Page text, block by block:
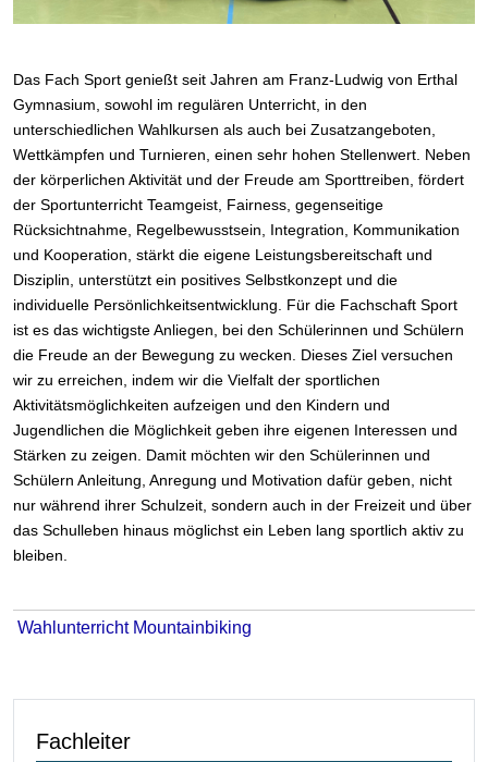
Das Fach Sport genießt seit Jahren am Franz-Ludwig von Erthal
Gymnasium, sowohl im regulären Unterricht, in den
unterschiedlichen Wahlkursen als auch bei Zusatzangeboten,
Wettkämpfen und Turnieren, einen sehr hohen Stellenwert. Neben
der körperlichen Aktivität und der Freude am Sporttreiben, fördert
der Sportunterricht Teamgeist, Fairness, gegenseitige
Rücksichtnahme, Regelbewusstsein, Integration, Kommunikation
und Kooperation, stärkt die eigene Leistungsbereitschaft und
Disziplin, unterstützt ein positives Selbstkonzept und die
individuelle Persönlichkeitsentwicklung. Für die Fachschaft Sport
ist es das wichtigste Anliegen, bei den Schülerinnen und Schülern
die Freude an der Bewegung zu wecken. Dieses Ziel versuchen
wir zu erreichen, indem wir die Vielfalt der sportlichen
Aktivitätsmöglichkeiten aufzeigen und den Kindern und
Jugendlichen die Möglichkeit geben ihre eigenen Interessen und
Stärken zu zeigen. Damit möchten wir den Schülerinnen und
Schülern Anleitung, Anregung und Motivation dafür geben, nicht
nur während ihrer Schulzeit, sondern auch in der Freizeit und über
das Schulleben hinaus möglichst ein Leben lang sportlich aktiv zu
bleiben.
Wahlunterricht Mountainbiking
Fachleiter